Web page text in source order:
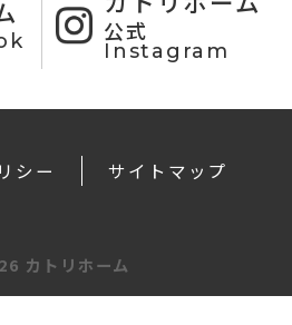
公式
Instagram
シー サイトマップ
カトリホーム